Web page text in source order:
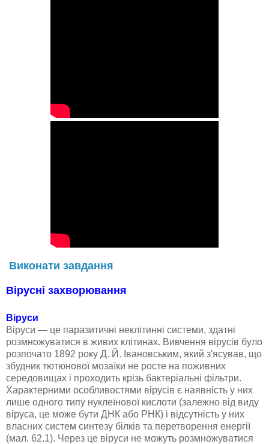
Виконати завдання
Вірусні захворювання
Віруси
Віруси — це паразитичні неклітинні системи, здатні
розмножуватися в живих клітинах. Вивчення вірусів було
розпочато 1892 року Д. Й. Івановським, який з'ясував, що
збудник тютюнової мозаїки не росте на поживних
середовищах і проходить крізь бактеріальні фільтри.
Характерними особливостями вірусів є наявність у них
лише одного типу нуклеїнової кислоти (залежно від виду
віруса, це може бути ДНК або РНК) і відсутність у них
власних систем синтезу білків та перетворення енергії
(мал. 62.1). Через це віруси не можуть розмножуватися